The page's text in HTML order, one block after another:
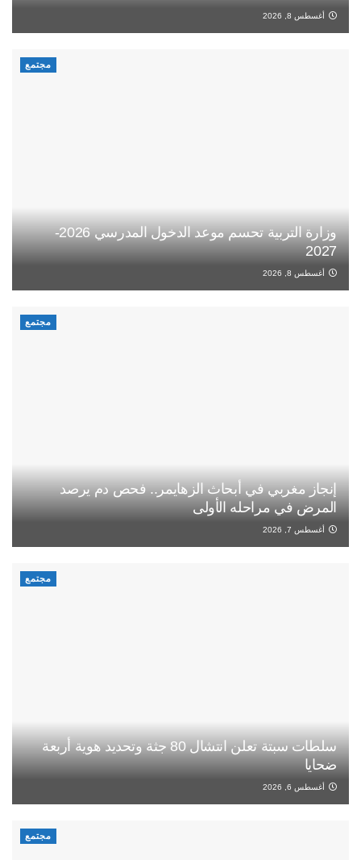
أغسطس 8, 2026
مجتمع
وزارة التربية تحسم موعد الدخول المدرسي 2026-
2027
أغسطس 8, 2026
مجتمع
إنجاز مغربي في أبحاث الزهايمر.. فحص دم يرصد
المرض في مراحله الأولى
أغسطس 7, 2026
مجتمع
سلطات سبتة تعلن انتشال 80 جثة وتحديد هوية أربعة
ضحايا
أغسطس 6, 2026
مجتمع